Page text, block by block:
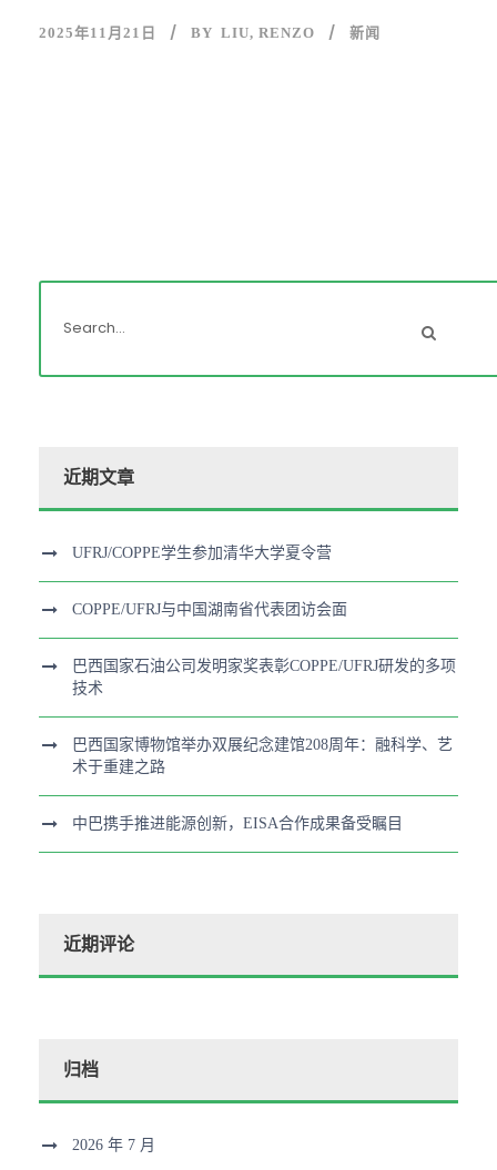
2025年11月21日 BY LIU, RENZO 新闻
近期文章
UFRJ/COPPE学生参加清华大学夏令营
COPPE/UFRJ与中国湖南省代表团访会面
巴西国家石油公司发明家奖表彰COPPE/UFRJ研发的多项
技术
巴西国家博物馆举办双展纪念建馆208周年：融科学、艺
术于重建之路
中巴携手推进能源创新，EISA合作成果备受瞩目
近期评论
归档
2026 年 7 月